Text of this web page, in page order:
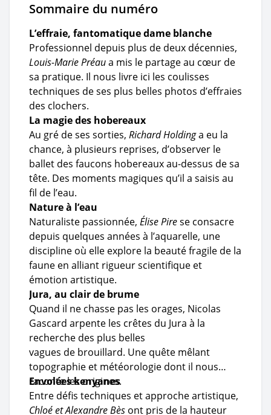
Sommaire du numéro
L’effraie, fantomatique dame blanche
Professionnel depuis plus de deux décennies,
Louis-Marie Préaua mis le partage au cœur de
sa pratique. Il nous livre ici les coulisses
techniques de ses plus belles photos d’effraies
des clochers.
La magie des hobereaux
Au gré de ses sorties, Richard Holdinga eu la
chance, à plusieurs reprises, d’observer le
ballet des faucons hobereaux au-dessus de sa
tête. Des moments magiques qu’il a saisis au
fil de l’eau.
Nature à l’eau
Naturaliste passionnée, Élise Pirese consacre
depuis quelques années à l’aquarelle, une
discipline où elle explore la beauté fragile de la
faune en alliant rigueur scientifique et
émotion artistique.
Jura, au clair de brume
Quand il ne chasse pas les orages, Nicolas
Gascard arpente les crêtes du Jura à la
recherche des plus belles
vagues de brouillard. Une quête mêlant
topographie et météorologie dont il nous
raconte les origines.
Envolées kenyanes
Entre défis techniques et approche artistique,
Chloé et Alexandre Bès ont pris de la hauteur